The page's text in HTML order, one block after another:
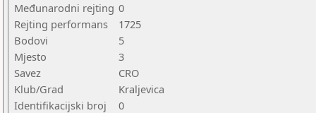
Međunarodni rejting 0
Rejting performans
1725
Bodovi
5
Mjesto
3
Savez
CRO
Klub/Grad
Kraljevica
Identifikacijski broj
0